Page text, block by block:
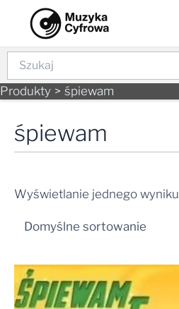
content
Szukaj
Produkty śpiewam
śpiewam
Wyświetlanie jednego wyniku